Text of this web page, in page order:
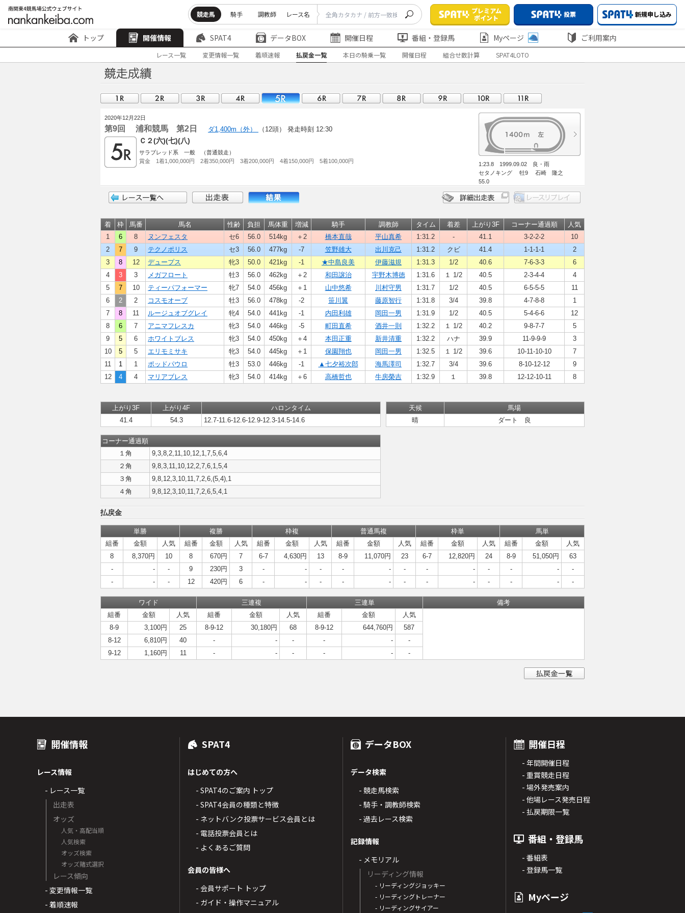
競走馬 騎手 調教師 レース名
プレミアム
ポイント
投票 新規申し込み
トップ 開催情報 SPAT4 データBOX 開催日程 番組・登録馬 Myページ ご利用案内
レース一覧 変更情報一覧 着順速報 払戻金一覧 本日の騎乗一覧 開催日程 組合せ数計算 SPAT4LOTO
2020年12月22日
第9回 浦和競馬 第2日 ダ1,400m（外） （12頭） 発走時刻 12:30
Ｃ２(六)(七)(八)
サラブレッド系 一般 （普通競走）
賞金 1着1,000,000円 2着350,000円 3着200,000円 4着150,000円 5着100,000円
1:23.8 1999.09.02 良・雨
セタノキング 牡9 石崎 隆之
55.0
着 枠 馬番 馬名 性齢 負担 馬体重 増減 騎手 調教師 タイム 着差 上がり3F コーナー通過順
人気
1
6 8 ヌンフェスタ セ6 56.0 514kg ＋2 橋本直哉 平山真希 1:31.2 - 41.1 3-2-2-2
10
2
7 9 テクノポリス セ3 56.0 477kg -7 笠野雄大 出川克己 1:31.2 クビ 41.4 1-1-1-1
2
3
8 12 デュープス 牝3 50.0 421kg -1 ★中島良美 伊藤滋規 1:31.3 1/2 40.6 7-6-3-3
6
4
3 3 メガフロート 牡3 56.0 462kg ＋2 和田譲治 宇野木博徳 1:31.6 １ 1/2 40.5 2-3-4-4
4
5
7 10 ティーパフォーマー 牝7 54.0 456kg ＋1 山中悠希 川村守男 1:31.7 1/2 40.5 6-5-5-5
11
6
2 2 コスモオーブ 牡3 56.0 478kg -2 笹川翼 藤原智行 1:31.8 3/4 39.8 4-7-8-8
1
7
8 11 ルージュオブグレイ 牝4 54.0 441kg -1 内田利雄 岡田一男 1:31.9 1/2 40.5 5-4-6-6
12
8
6 7 アニマフレスカ 牝3 54.0 446kg -5 町田直希 酒井一則 1:32.2 １ 1/2 40.2 9-8-7-7
5
9
5 6 ホワイトブレス 牝3 54.0 450kg ＋4 本田正重 新井清重 1:32.2 ハナ 39.9 11-9-9-9
3
10
5 5 エリモミサキ 牝3 54.0 445kg ＋1 保園翔也 岡田一男 1:32.5 １ 1/2 39.6 10-11-10-10
7
11
1 1 ポッドパウロ 牡3 53.0 446kg -1 ▲七夕裕次郎 海馬澤司 1:32.7 3/4 39.6 8-10-12-12
9
12
4 4 マリアブレス 牝3 54.0 414kg ＋6 高橋哲也 牛房榮吉 1:32.9 １ 39.8 12-12-10-11 8
上がり3F 上がり4F
ハロンタイム
41.4
54.3 12.7-11.6-12.6-12.9-12.3-14.5-14.6
コーナー通過順
１角
9,3,8,2,11,10,12,1,7,5,6,4
２角
9,8,3,11,10,12,2,7,6,1,5,4
３角
9,8,12,3,10,11,7,2,6,(5,4),1
４角
9,8,12,3,10,11,7,2,6,5,4,1
天候
馬場
晴
ダート 良
払戻金
単勝 複勝 枠複 普通馬複 枠単
馬単
組番
金額 人気 組番 金額 人気 組番 金額 人気 組番 金額 人気 組番 金額 人気 組番 金額
人気
8
8,370円 10 8 670円 7 6-7 4,630円 13 8-9 11,070円 23 6-7 12,820円 24 8-9 51,050円
63
-
- - 9 230円 3 - - - - - - - - - - -
-
-
- - 12 420円 6 - - - - - - - - - - - -
ワイド 三連複 三連単
備考
組番
金額 人気 組番 金額 人気 組番 金額
人気
8-9
3,100円 25 8-9-12 30,180円 68 8-9-12 644,760円
587
8-12
6,810円 40 - - - - -
-
9-12
1,160円 11 - - - - - -
開催情報
レース情報
- レース一覧
出走表
オッズ
人気・高配当順
人気検索
オッズ検索
オッズ賭式選択
レース傾向
- 変更情報一覧
- 着順速報
SPAT4
はじめての方へ
- SPAT4のご案内 トップ
- SPAT4会員の種類と特徴
- ネットバンク投票サービス会員とは
- 電話投票会員とは
- よくあるご質問
会員の皆様へ
- 会員サポート トップ
- ガイド・操作マニュアル
データBOX
データ検索
- 競走馬検索
- 騎手・調教師検索
- 過去レース検索
記録情報
- メモリアル
リーディング情報
- リーディングジョッキー
- リーディングトレーナー
- リーディングサイアー
開催日程
- 年間開催日程
- 重賞競走日程
- 場外発売案内
- 他場レース発売日程
- 払戻期限一覧
番組・登録馬
- 番組表
- 登録馬一覧
Myページ